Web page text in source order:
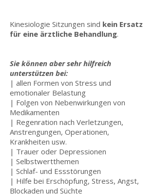
Kinesiologie Sitzungen sind kein Ersatz
für eine ärztliche Behandlung.
Sie können aber sehr hilfreich
unterstützen bei:
| allen Formen von Stress und
emotionaler Belastung
| Folgen von Nebenwirkungen von
Medikamenten
| Regenration nach Verletzungen,
Anstrengungen, Operationen,
Krankheiten usw.
| Trauer oder Depressionen
| Selbstwertthemen
| Schlaf- und Essstörungen
| Hilfe bei Erschöpfung, Stress, Angst,
Blockaden und Süchte